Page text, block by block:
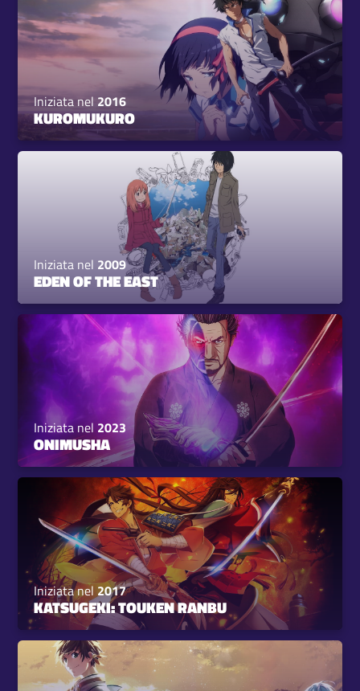
Iniziata nel 2016
KUROMUKURO
Iniziata nel 2009
EDEN OF THE EAST
Iniziata nel2023
ONIMUSHA
Iniziata nel2017
KATSUGEKI: TOUKEN RANBU